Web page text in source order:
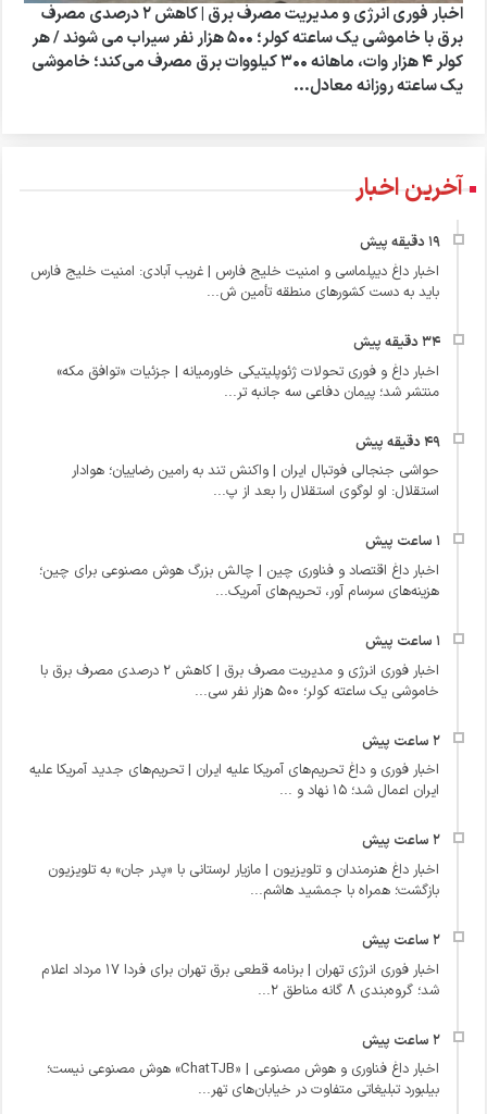
اخبار فوری انرژی و مدیریت مصرف برق | کاهش ۲ درصدی مصرف
برق با خاموشی یک‌ ساعته کولر؛ ۵۰۰ هزار نفر سیراب می‌ شوند / هر
کولر ۴ هزار وات، ماهانه ۳۰۰ کیلووات برق مصرف می‌کند؛ خاموشی
یک‌ ساعته روزانه معادل...
آخرین اخبار
اخبار داغ دیپلماسی و امنیت خلیج فارس | غریب آبادی: امنیت خلیج فارس
باید به دست کشورهای منطقه تأمین ش...
اخبار داغ و فوری تحولات ژئوپلیتیکی خاورمیانه | جزئیات «توافق مکه»
منتشر شد؛ پیمان دفاعی سه‌ جانبه تر...
حواشی جنجالی فوتبال ایران | واکنش تند به رامین رضاییان؛ هوادار
استقلال: او لوگوی استقلال را بعد از پ...
اخبار داغ اقتصاد و فناوری چین | چالش بزرگ هوش مصنوعی برای چین؛
هزینه‌های سرسام‌ آور، تحریم‌های آمریک...
اخبار فوری انرژی و مدیریت مصرف برق | کاهش ۲ درصدی مصرف برق با
خاموشی یک‌ ساعته کولر؛ ۵۰۰ هزار نفر سی...
اخبار فوری و داغ تحریم‌های آمریکا علیه ایران | تحریم‌های جدید آمریکا علیه
ایران اعمال شد؛ ۱۵ نهاد و ...
اخبار داغ هنرمندان و تلویزیون | مازیار لرستانی با «پدر جان» به تلویزیون
بازگشت؛ همراه با جمشید هاشم‌...
اخبار فوری انرژی تهران | برنامه قطعی برق تهران برای فردا ۱۷ مرداد اعلام
شد؛ گروه‌بندی ۸ گانه مناطق ۲...
اخبار داغ فناوری و هوش مصنوعی | «ChatTJB» هوش مصنوعی نیست؛
بیلبورد تبلیغاتی متفاوت در خیابان‌های تهر...